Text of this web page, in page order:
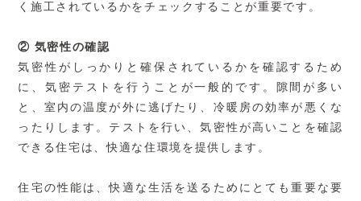
く施工されているかをチェックすることが重要です。
② 気密性の確認
気密性がしっかりと確保されているかを確認するため
に、気密テストを行うことが一般的です。隙間が多い
と、室内の温度が外に逃げたり、冷暖房の効率が悪くな
ったりします。テストを行い、気密性が高いことを確認
できる住宅は、快適な住環境を提供します。
住宅の性能は、快適な生活を送るためにとても重要な要